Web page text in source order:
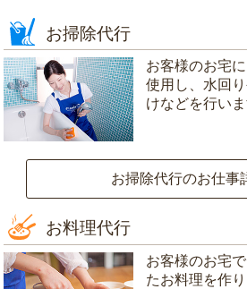
お掃除代行
お客様のお宅
使用し、水回
けなどを行いま
お掃除代行のお仕事
お料理代行
お客様のお宅
たお料理を作